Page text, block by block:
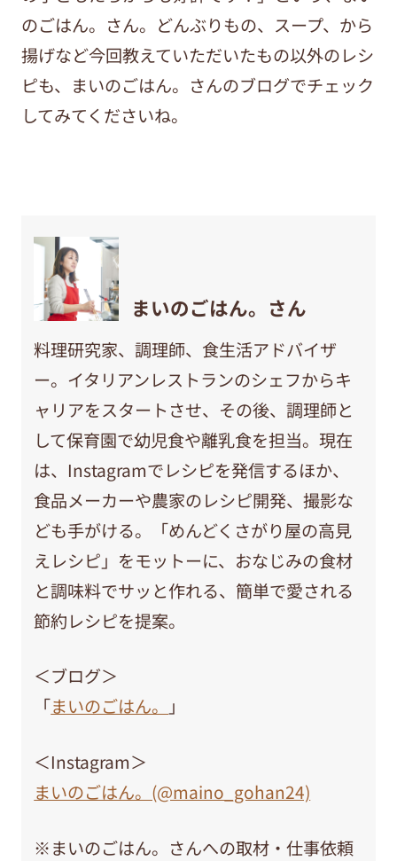
のごはん。さん。どんぶりもの、スープ、から
揚げなど今回教えていただいたもの以外のレシ
ピも、まいのごはん。さんのブログでチェック
してみてくださいね。
まいのごはん。さん
料理研究家、調理師、食生活アドバイザ
ー。イタリアンレストランのシェフからキ
ャリアをスタートさせ、その後、調理師と
して保育園で幼児食や離乳食を担当。現在
は、Instagramでレシピを発信するほか、
食品メーカーや農家のレシピ開発、撮影な
ども手がける。「めんどくさがり屋の高見
えレシピ」をモットーに、おなじみの食材
と調味料でサッと作れる、簡単で愛される
節約レシピを提案。
＜ブログ＞
「まいのごはん。 」
＜Instagram＞
まいのごはん。(@maino_gohan24)
※まいのごはん。さんへの取材・仕事依頼